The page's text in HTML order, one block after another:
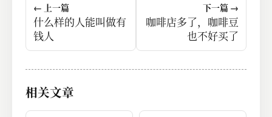
← 上一篇
什么样的人能叫做有
钱人
下一篇 →
咖啡店多了，咖啡豆
也不好买了
相关文章